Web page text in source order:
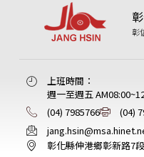
彰
上班時間：
週一至週五
(04) 7985766
(04)
彰化縣伸港鄉彰新路7